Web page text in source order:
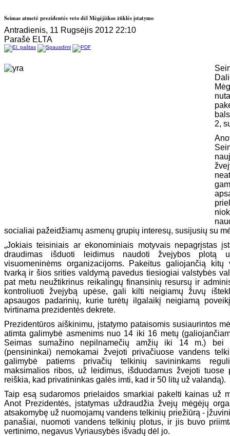
Seimas atmetė prezidentės veto dėl Mėgėjiškos žūklės įstatymo
Antradienis, 11 Rugsėjis 2012 22:10
Parašė ELTA
2,
socialiai pažeidžiamų asmenų grupių interesų, susijusių su
„Jokiais teisiniais ar ekonominiais motyvais nepagrįstas
draudimas išduoti leidimus naudoti žvejybos plotą
visuomeninėms organizacijoms. Pakeitus galiojančią kitų
tvarką ir šios srities valdymą pavedus tiesiogiai valstybės
pat metu neužtikrinus reikalingų finansinių resursų ir
kontroliuoti žvejybą upėse, gali kilti neigiamų žuvų
apsaugos padarinių, kurie turėtų ilgalaikį neigiamą
tvirtinama prezidentės dekrete.
Prezidentūros aiškinimu, įstatymo pataisomis susiaurintos
atimta galimybė asmenims nuo 14 iki 16 metų
Seimas sumažino nepilnamečių amžių iki 14 m.) bei
(pensininkai) nemokamai žvejoti privačiuose vandens
galimybė patiems privačių telkinių savininkams
maksimalios ribos, už leidimus, išduodamus žvejoti tuose
reiškia, kad privatininkas galės imti, kad ir 50 litų už valandą).
Taip esą sudaromos prielaidos smarkiai pakelti kainas už
Anot Prezidentės, įstatymas uždraudžia žvejų mėgėjų
atsakomybę už nuomojamų vandens telkinių priežiūrą -
panašiai, nuomoti vandens telkinių plotus, ir jis buvo
vertinimo, negavus Vyriausybės išvadų dėl jo.